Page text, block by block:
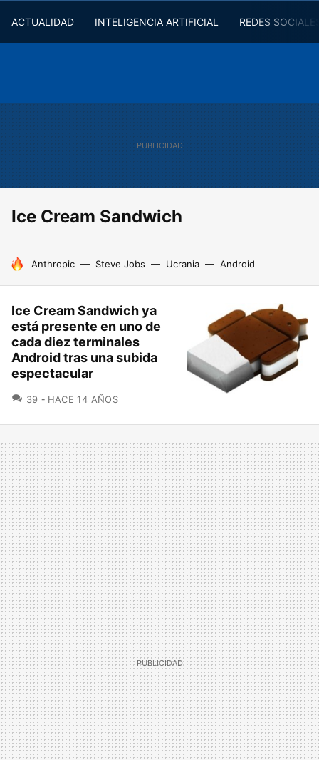
ACTUALIDAD INTELIGENCIA ARTIFICIAL REDES
Ice Cream Sandwich
HOY SE HABLA DE
Anthropic Steve Jobs Ucrania Android
Ice Cream Sandwich ya
está presente en uno de
cada diez terminales
Android tras una subida
espectacular
39 COMENTARIOS
HACE 14 AÑOS